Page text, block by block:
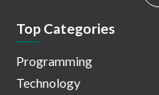
Top Categories
Programming
Technology